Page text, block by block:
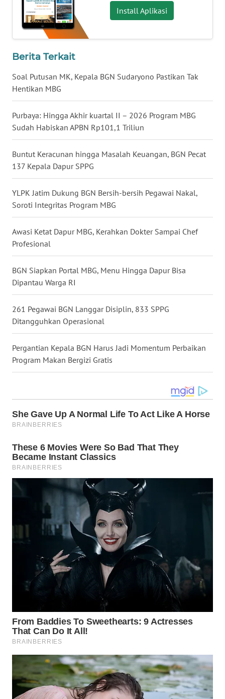
Install Aplikasi
Berita Terkait
Soal Putusan MK, Kepala BGN Sudaryono Pastikan Tak
Hentikan MBG
Purbaya: Hingga Akhir kuartal II – 2026 Program MBG
Sudah Habiskan APBN Rp101,1 Triliun
Buntut Keracunan hingga Masalah Keuangan, BGN Pecat
137 Kepala Dapur SPPG
YLPK Jatim Dukung BGN Bersih-bersih Pegawai Nakal,
Soroti Integritas Program MBG
Awasi Ketat Dapur MBG, Kerahkan Dokter Sampai Chef
Profesional
BGN Siapkan Portal MBG, Menu Hingga Dapur Bisa
Dipantau Warga RI
261 Pegawai BGN Langgar Disiplin, 833 SPPG
Ditangguhkan Operasional
Pergantian Kepala BGN Harus Jadi Momentum Perbaikan
Program Makan Bergizi Gratis
WN
KALTENG
KALTARA
WN
KALSEL
WN
WN
WN
MALUKU
WN
MALUT
WN
DAIRI
WN
DANAU
TOBA
WN
NIAS
LANGKAT
TAPANULI
SELATAN
WN
TANJUNG
LESUNG
KARO
WN
SIMALUNGUN
WN